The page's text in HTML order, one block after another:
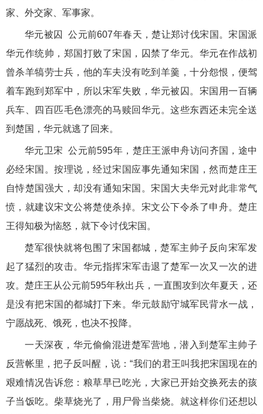
家、外交家、军事家。
华元被囚 公元前607年春天，楚让郑讨伐宋国。宋国派
华元作统帅，郑国打败了宋国，囚禁了华元。华元在作战初
曾杀羊犒劳士兵，他的车夫没有吃到羊羹，十分怨恨，便驾
着车跑到郑军中，所以宋军失败，华元被囚。宋国用一百辆
兵车、四百匹毛色漂亮的马赎回华元。这些东西还未完全送
到楚国，华元就逃了回来。
华元卫宋 公元前595年，楚庄王派申舟访问齐国，途中
必经宋国。按理说，经过宋国应事先通知宋国，然而楚庄王
自恃楚国强大，却没有通知宋国。宋国大夫华元对此非常气
愤，就建议宋文公将楚使杀掉。宋文公下令杀了申舟。楚庄
王得知极为恼怒，就下令讨伐宋国。
楚军很快就将包围了宋国都城，楚军主帅子反向宋军发
起了猛烈的攻击。华元指挥宋军击退了楚军一次又一次的进
攻。楚庄王从公元前595年秋出兵，一直围攻到次年夏天，还
是没有把宋国的都城打下来。华元鼓励守城军民背水一战，
宁愿战死、饿死，也决不投降。
一天深夜，华元偷偷混进楚军营地，潜入到楚军主帅子
反营帐里，把子反叫醒，说：“我们的君王叫我把宋国现在的
艰难情况告诉您：粮草早已吃光，大家已开始交换死去的孩
子当饭吃。柴草烧光了，用尸骨当柴烧。就这样你们还想以